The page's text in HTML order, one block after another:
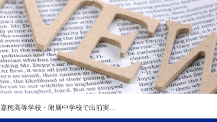
福岡県立嘉穂高等学校・附属中学校で出前実演実験を実施しました